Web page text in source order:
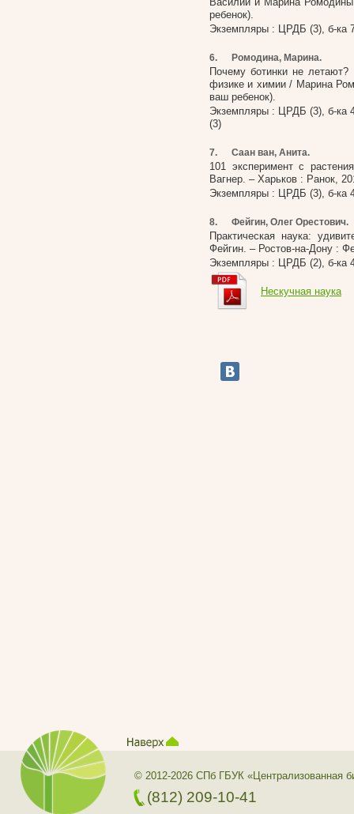
ребенок).
Экземпляры : ЦРДБ (3), б-ка
6. Ромодина, Марина.
Почему ботинки не
физике и химии / Марина
ваш ребенок).
Экземпляры : ЦРДБ (3), б-ка 4
(3)
7. Саан ван, Анита.
101 эксперимент с
Вагнер. – Харьков : Ранок,
Экземпляры : ЦРДБ (3), б-ка 4
8. Фейгин, Олег Орестович.
Практическая наука:
Фейгин. – Ростов-на-Дону :
Экземпляры : ЦРДБ (2), б-ка
Нескучная наука
© 2012-2026 СПб ГБУК «Централизованная
(812) 209-10-41